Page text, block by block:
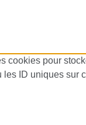
pour
ID uniques